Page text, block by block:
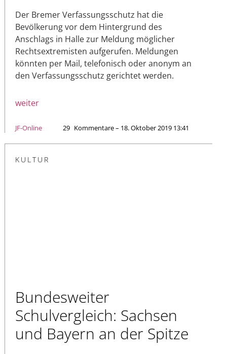
Der Bremer Verfassungsschutz hat die
Bevölkerung vor dem Hintergrund des
Anschlags in Halle zur Meldung möglicher
Rechtsextremisten aufgerufen. Meldungen
könnten per Mail, telefonisch oder anonym an
den Verfassungsschutz gerichtet werden.
weiter
JF-Online 29 Kommentare – 18. Oktober 2019 13:41
KULTUR
Bundesweiter
Schulvergleich: Sachsen
und Bayern an der Spitze